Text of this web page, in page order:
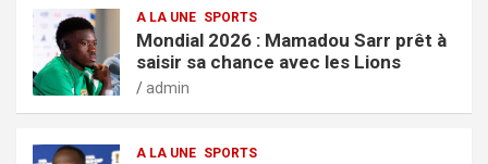
A LA UNE SPORTS
Mondial 2026 : Mamadou Sarr prêt à
saisir sa chance avec les Lions
admin
A LA UNE SPORTS